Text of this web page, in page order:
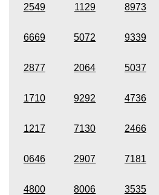
2549 1129 8973
6669 5072 9339
2877 2064 5037
1710 9292 4736
1217 7130 2466
0646 2907 7181
4800 8006 3535